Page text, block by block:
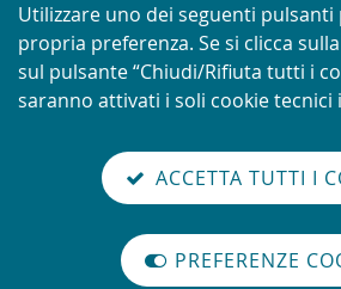
SCOPRI DI PIÙ
Organizzazione
Rapporto annuale per il 2025, n. 18 - 2026
Utilizzare uno dei seguenti
propria preferenza. Se si clicca
sul pulsante “Chiudi/Rifiuta tutti i
saranno attivati i soli cookie tecnici
ACCETTA TUTTI I
PREFERENZE